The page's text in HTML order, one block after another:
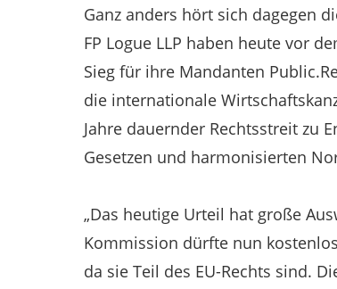
Ganz anders hört sich dagegen
FP Logue LLP haben heute vor
Sieg für ihre Mandanten
die internationale
Jahre dauernder Rechtsstreit zu
Gesetzen und harmonisierten
„Das heutige Urteil hat große
Kommission dürfte nun
da sie Teil des EU-Rechts sind.